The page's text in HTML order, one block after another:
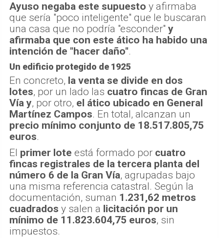
Ayuso negaba este supuesto y afirmaba
que sería "poco inteligente" que le buscaran
una casa que no podría "esconder" y
afirmaba que con este ático ha habido una
intención de "hacer daño".
Un edificio protegido de 1925
En concreto, la venta se divide en dos
lotes, por un lado las cuatro fincas de Gran
Vía y, por otro, el ático ubicado en General
Martínez Campos. En total, alcanzan un
precio mínimo conjunto de 18.517.805,75
euros.
El primer lote está formado por cuatro
fincas registrales de la tercera planta del
número 6 de la Gran Vía, agrupadas bajo
una misma referencia catastral. Según la
documentación, suman 1.231,62 metros
cuadrados y salen a licitación por un
mínimo de 11.823.604,75 euros, sin
impuestos.